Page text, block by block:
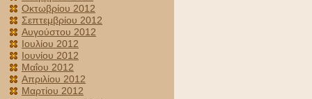
Οκτωβρίου 2012
Σεπτεμβρίου 2012
Αυγούστου 2012
Ιουλίου 2012
Ιουνίου 2012
Μαΐου 2012
Απριλίου 2012
Μαρτίου 2012